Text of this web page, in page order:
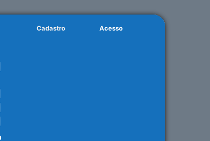
Cadastro Acesso